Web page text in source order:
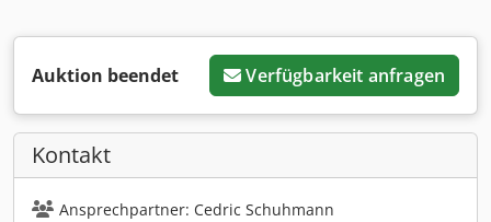
Auktion beendet Verfügbarkeit anfragen
Kontakt
Ansprechpartner: Cedric Schuhmann